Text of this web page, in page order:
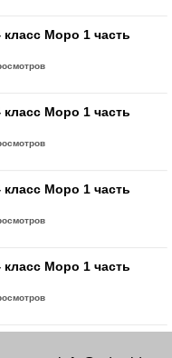
класс Моро 1 часть
класс Моро 1 часть
класс Моро 1 часть
класс Моро 1 часть